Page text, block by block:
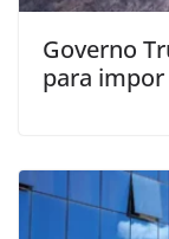
Governo
para